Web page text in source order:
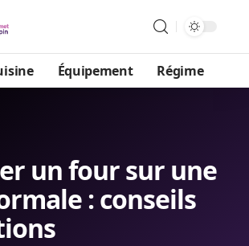
Équipement Régime
un four sur une
: conseils